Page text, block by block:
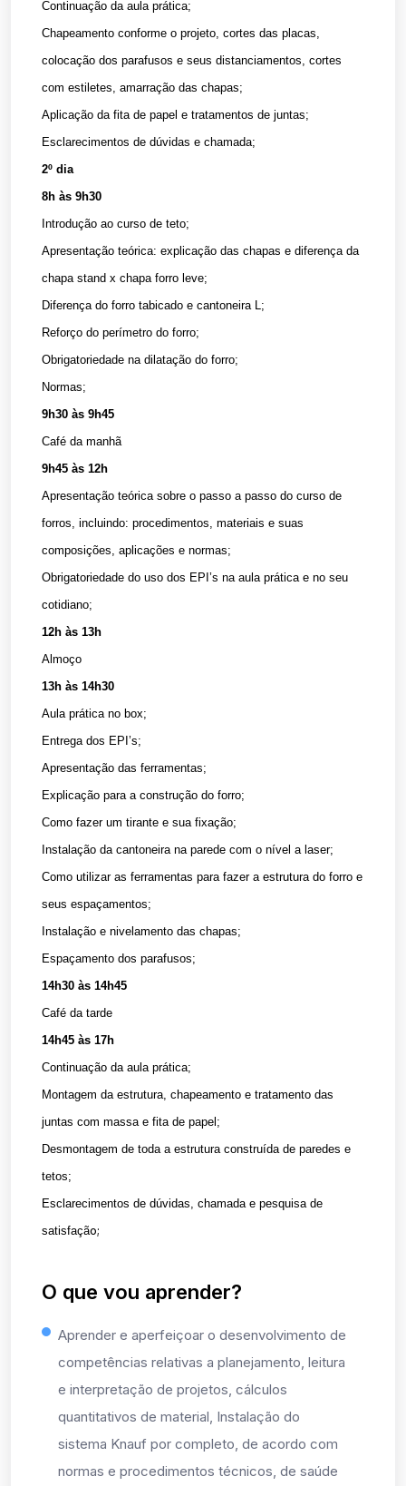
Continuação da aula prática;
Chapeamento conforme o projeto, cortes das placas,
colocação dos parafusos e seus distanciamentos, cortes
com estiletes, amarração das chapas;
Aplicação da fita de papel e tratamentos de juntas;
Esclarecimentos de dúvidas e chamada;
2º dia
8h às 9h30
Introdução ao curso de teto;
Apresentação teórica: explicação das chapas e diferença da
chapa stand x chapa forro leve;
Diferença do forro tabicado e cantoneira L;
Reforço do perímetro do forro;
Obrigatoriedade na dilatação do forro;
Normas;
9h30 às 9h45
Café da manhã
9h45 às 12h
Apresentação teórica sobre o passo a passo do curso de
forros, incluindo: procedimentos, materiais e suas
composições, aplicações e normas;
Obrigatoriedade do uso dos EPI’s na aula prática e no seu
cotidiano;
12h às 13h
Almoço
13h às 14h30
Aula prática no box;
Entrega dos EPI’s;
Apresentação das ferramentas;
Explicação para a construção do forro;
Como fazer um tirante e sua fixação;
Instalação da cantoneira na parede com o nível a laser;
Como utilizar as ferramentas para fazer a estrutura do forro e
seus espaçamentos;
Instalação e nivelamento das chapas;
Espaçamento dos parafusos;
14h30 às 14h45
Café da tarde
14h45 às 17h
Continuação da aula prática;
Montagem da estrutura, chapeamento e tratamento das
juntas com massa e fita de papel;
Desmontagem de toda a estrutura construída de paredes e
tetos;
Esclarecimentos de dúvidas, chamada e pesquisa de
satisfação;
O que vou aprender?
Aprender e aperfeiçoar o desenvolvimento de
competências relativas a planejamento, leitura
e interpretação de projetos, cálculos
quantitativos de material, Instalação do
sistema Knauf por completo, de acordo com
normas e procedimentos técnicos, de saúde